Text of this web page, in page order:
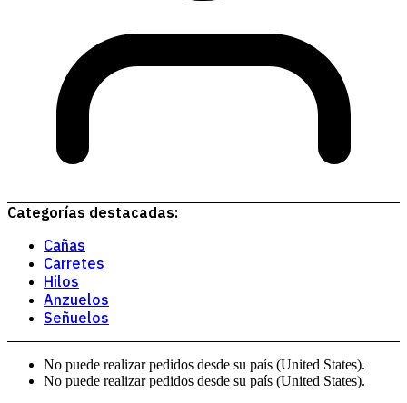
Categorías destacadas:
Cañas
Carretes
Hilos
Anzuelos
Señuelos
No puede realizar pedidos desde su país (United States).
No puede realizar pedidos desde su país (United States).